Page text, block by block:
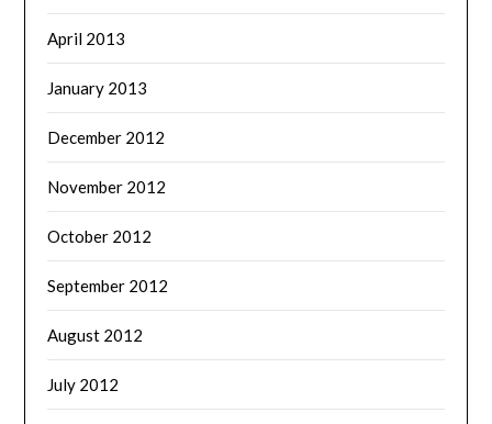
April 2013
January 2013
December 2012
November 2012
October 2012
September 2012
August 2012
July 2012